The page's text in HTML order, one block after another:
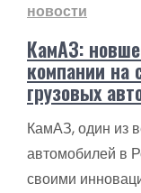
новости
КамАЗ:
компании на
грузовых
КамАЗ, один из
автомобилей в
своими